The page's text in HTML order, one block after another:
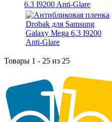
6.3 I9200 Anti-Glare
Товары 1 - 25 из 25